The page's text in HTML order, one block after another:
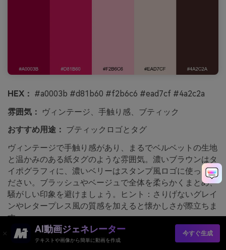
HEX： #a0003b #d81b60 #f2b6c6 #ead7cf #4a2c2a
雰囲気：
ヴィンテージ、手触り感、ブティック
おすすめ用途： ブティックロゴとタグ
ヴィンテージで手触り感があり、まるでベルベットの生地
と温かみのある紙タグのような雰囲気。濃いブラウンはタ
イポグラフィに、濃いベリーはスタンプ風ロゴに使ってく
ださい。ブラッシュやベージュで全体を柔らかくまとめ、
騒がしい印象を避けましょう。ヒント：さりげないグレイ
ンやレタープレス風の質感を加えると懐かしさが際立ちま
す。
media.ioで生成したヴィンテージラズベリーベルベットの
AI動画ジェネレーター
テキストや画像から簡単に動画を作成
今すぐ生成